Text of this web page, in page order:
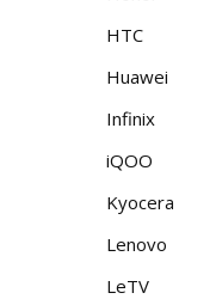
HTC
Huawei
Infinix
iQOO
Kyocera
Lenovo
LeTV